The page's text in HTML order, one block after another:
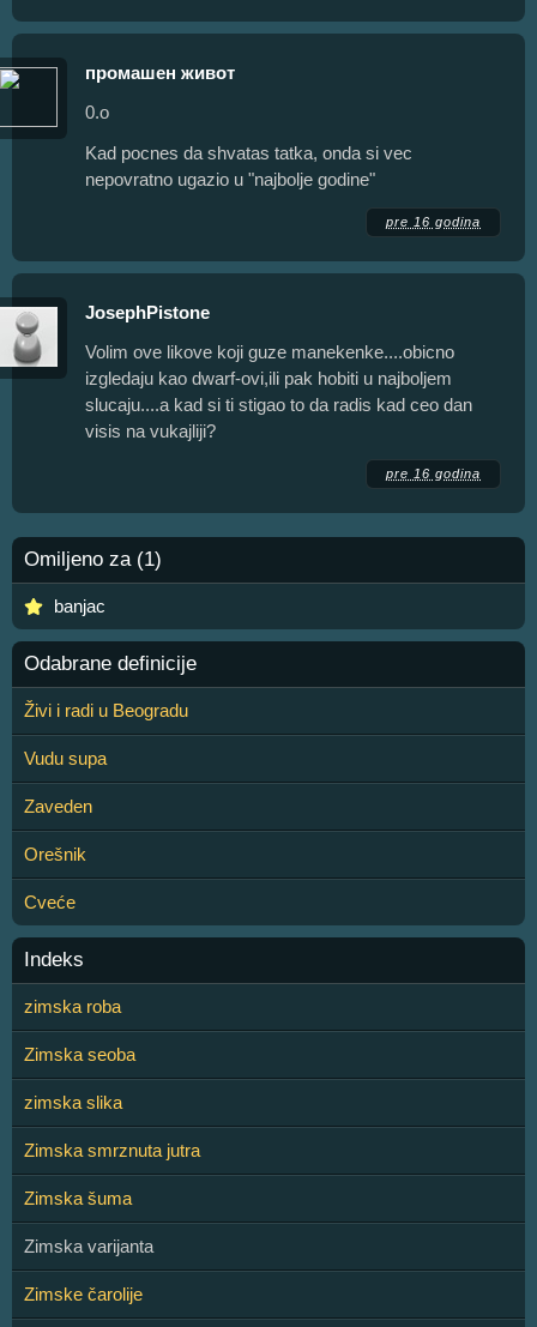
промашен живот
0.o
Kad pocnes da shvatas tatka, onda si vec
nepovratno ugazio u "najbolje godine"
pre 16 godina
JosephPistone
Volim ove likove koji guze manekenke....obicno
izgledaju kao dwarf-ovi,ili pak hobiti u najboljem
slucaju....a kad si ti stigao to da radis kad ceo dan
visis na vukajliji?
pre 16 godina
Omiljeno za (1)
banjac
Odabrane definicije
Živi i radi u Beogradu
Vudu supa
Zaveden
Orešnik
Cveće
Indeks
zimska roba
Zimska seoba
zimska slika
Zimska smrznuta jutra
Zimska šuma
Zimska varijanta
Zimske čarolije